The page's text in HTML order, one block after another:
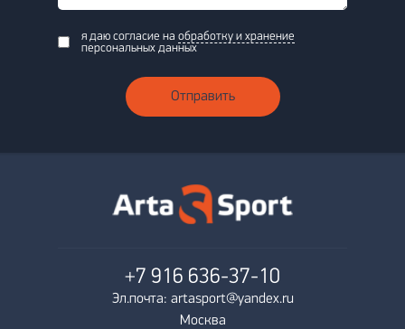
я даю согласие на обработку и хранение
персональных данных
Отправить
+7 916 636-37-10
Эл.почта: artasport@yandex.ru
Москва